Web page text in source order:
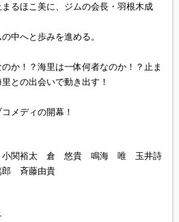
るほこ美に、ジムの会長・羽根木成
中へと歩みを進める。
か！？海里は一体何者なのか！？止ま
との出会いで動き出す！
メディの開幕！
小関裕太 倉 悠貴 鳴海 唯 玉井詩
斉藤由貴